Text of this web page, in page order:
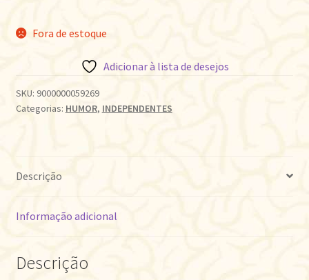
Fora de estoque
Adicionar à lista de desejos
SKU: 9000000059269
Categorias: HUMOR, INDEPENDENTES
Descrição
Informação adicional
Descrição